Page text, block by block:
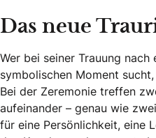
Das neue
Wer bei seiner Trauung nach
symbolischen Moment
Bei der Zeremonie treffen
aufeinander – genau wie
für eine Persönlichkeit, eine